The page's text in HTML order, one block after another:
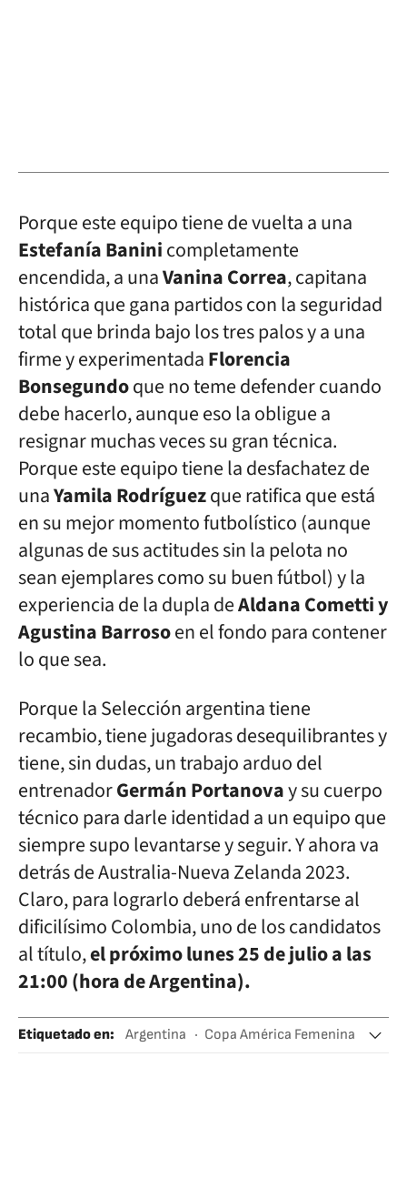
Porque este equipo tiene de vuelta a una
Estefanía Baninicompletamente
encendida, a unaVanina Correa, capitana
histórica que gana partidos con la seguridad
total que brinda bajo los tres palos y a una
firme y experimentadaFlorencia
Bonsegundoque no teme defender cuando
debe hacerlo, aunque eso la obligue a
resignar muchas veces su gran técnica.
Porque este equipo tiene la desfachatez de
unaYamila Rodríguezque ratifica que está
en su mejor momento futbolístico (aunque
algunas de sus actitudes sin la pelota no
sean ejemplares como su buen fútbol) y la
experiencia de la dupla deAldana Cometti y
Agustina Barrosoen el fondo para contener
lo que sea.
Porque la Selección argentina tiene
recambio, tiene jugadoras desequilibrantes y
tiene, sin dudas, un trabajo arduo del
entrenadorGermán Portanovay su cuerpo
técnico para darle identidad a un equipo que
siempre supo levantarse y seguir. Y ahora va
detrás de Australia-Nueva Zelanda 2023.
Claro, para lograrlo deberá enfrentarse al
dificilísimo Colombia, uno de los candidatos
al título,el próximo lunes 25 de julio a las
21:00 (hora de Argentina).
Etiquetado en: Argentina
Copa América Femenina